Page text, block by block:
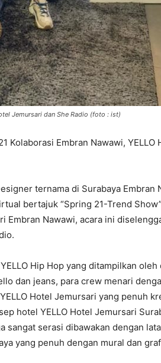
Jemursari dan She Radio (foto : ist)
Kolaborasi Embran Nawawi, YELLO
ternama di Surabaya Embran
bertajuk “Spring 21-Trend
Embran Nawawi, acara ini
Hip Hop yang ditampilkan oleh
dan jeans, para crew menari
Hotel Jemursari yang penuh
hotel YELLO Hotel Jemursari
sangat serasi dibawakan dengan
yang penuh dengan mural dan